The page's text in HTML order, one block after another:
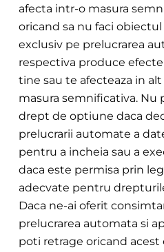
afecta intr-o masura
oricand sa nu faci
exclusiv pe prelucrarea
respectiva produce
tine sau te afecteaza in
masura semnificativa. Nu
drept de optiune daca
prelucrarii automate a
pentru a incheia sau a
daca este permisa prin
adecvate pentru
Daca ne-ai oferit
prelucrarea automata si
poti retrage oricand